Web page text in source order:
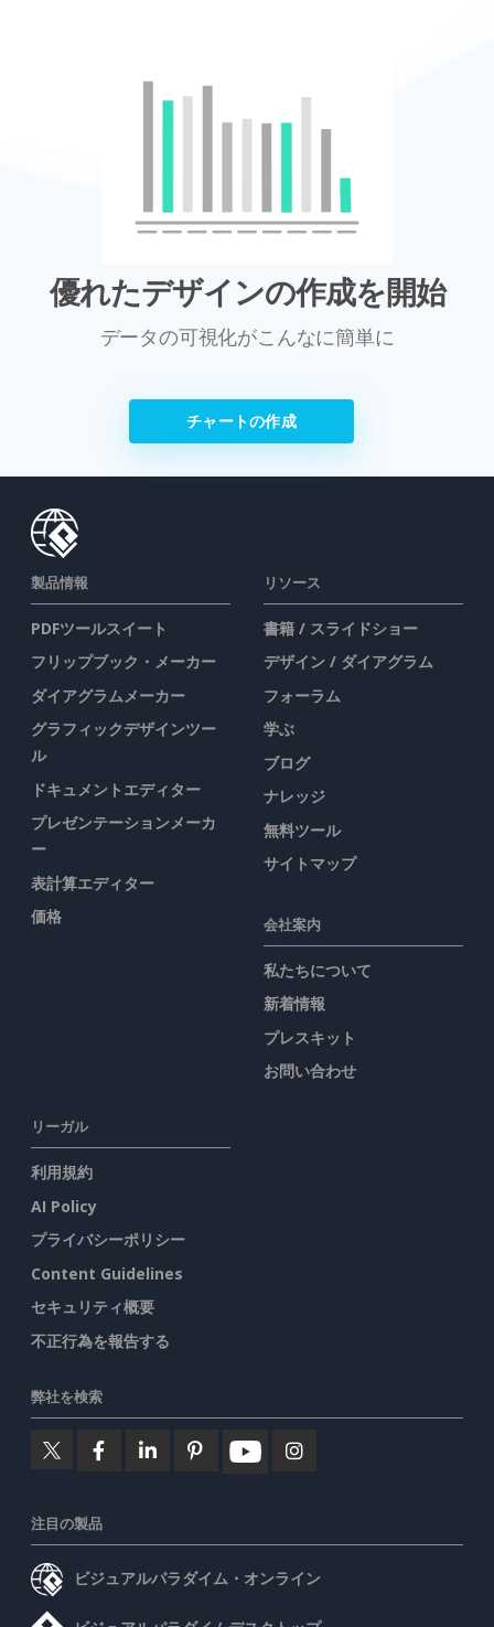
優れたデザインの作成を開始
データの可視化がこんなに簡単に
チャートの作成
製品情報
PDFツールスイート
フリップブック・メーカー
ダイアグラムメーカー
グラフィックデザインツー
ル
ドキュメントエディター
プレゼンテーションメーカ
ー
表計算エディター
価格
リソース
書籍 / スライドショー
デザイン / ダイアグラム
フォーラム
学ぶ
ブログ
ナレッジ
無料ツール
サイトマップ
会社案内
私たちについて
新着情報
プレスキット
お問い合わせ
リーガル
利用規約
AI Policy
プライバシーポリシー
Content Guidelines
セキュリティ概要
不正行為を報告する
弊社を検索
注目の製品
ビジュアルパラダイム・オンライン